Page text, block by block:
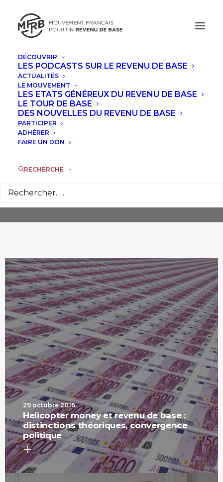
DÉCOUVRIR
LES PODCASTS SUR LE REVENU DE BASE
ACTUALITÉS
LE MOUVEMENT
LES ETATS GÉNÉREUX DU REVENU DE BASE
LE TOUR DE BASE
DES NOUVELLES DU REVENU DE BASE
PARTICIPER
ADHÉRER
FAIRE UN DON
RECHERCHE
Théorie Relative De La
29 octobre 2016
Helicopter money et revenu de base :
distinctions théoriques, convergence
politique